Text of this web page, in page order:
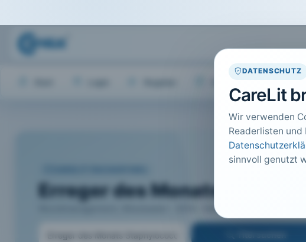
DATENSCHUTZ
CareLit
Wir verwenden
Readerlisten
sinnvoll genutzt
Erreger des Monats
Wundmanagement, Wiesbaden · 2014 · Heft 6 · S. 138 bis 140